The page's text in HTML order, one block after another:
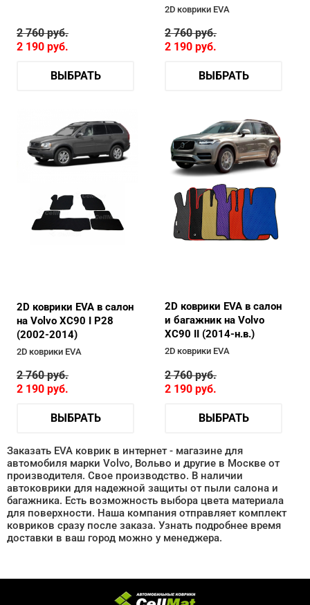
2 760руб.
2 190 руб.
ВЫБРАТЬ
2D коврики EVA
2 760руб.
2 190 руб.
ВЫБРАТЬ
2D коврики EVA в салон
на Volvo XC90 I P28
(2002-2014)
2D коврики EVA
2 760руб.
2 190 руб.
ВЫБРАТЬ
2D коврики EVA в салон
и багажник на Volvo
XC90 II (2014-н.в.)
2D коврики EVA
2 760руб.
2 190 руб.
ВЫБРАТЬ
Заказать EVA коврик в интернет - магазине для
автомобиля марки Volvo, Вольво и другие в Москве от
производителя. Свое производство. В наличии
автоковрики для надежной защиты от пыли салона и
багажника. Есть возможность выбора цвета материала
для поверхности. Наша компания отправляет комплект
ковриков сразу после заказа. Узнать подробнее время
доставки в ваш город можно у менеджера.